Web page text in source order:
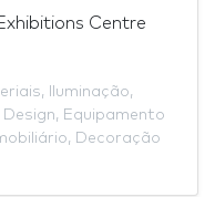
Centre
, Iluminação,
Design, Equipamento
, Decoração